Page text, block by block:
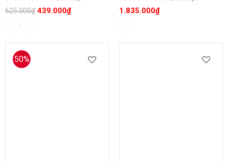
625.000₫ 439.000₫ 1.835.000₫
50%